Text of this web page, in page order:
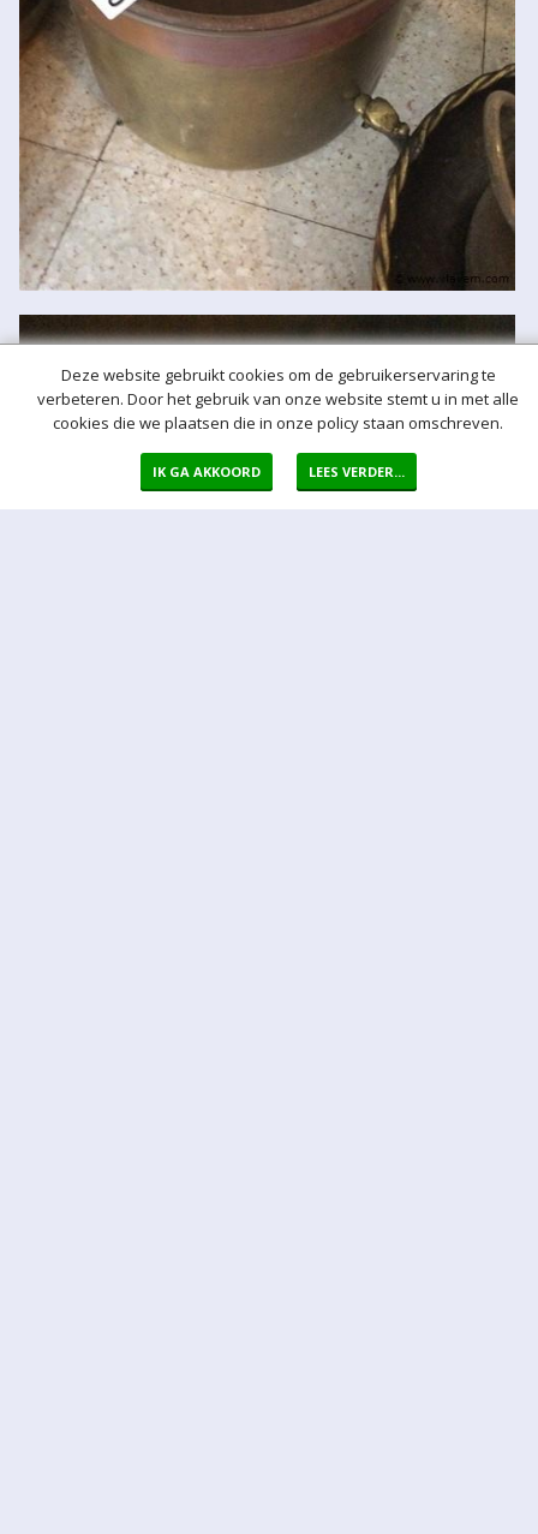
Deze website gebruikt cookies om de gebruikerservaring te
verbeteren. Door het gebruik van onze website stemt u in met alle
cookies die we plaatsen die in onze policy staan omschreven.
IK GA AKKOORD LEES VERDER...